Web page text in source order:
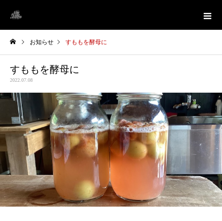
お知らせ すももを酵母に
すももを酵母に
2022.07.08